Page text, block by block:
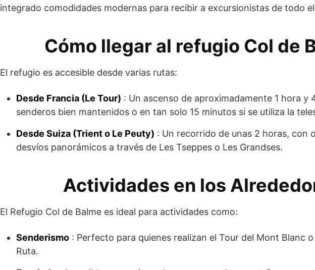
integrado comodidades modernas para recibir a excursionistas de todo
Cómo llegar al refugio Col de
El refugio es accesible desde varias rutas:
Desde Francia (Le Tour) : Un ascenso de aproximadamente 1 hora y
senderos bien mantenidos o en tan solo 15 minutos si se utiliza la
Desde Suiza (Trient o Le Peuty) : Un recorrido de unas 2 horas, con
desvíos panorámicos a través de Les Tseppes o Les Grandses.
Actividades en los
El Refugio Col de Balme es ideal para actividades como:
Senderismo : Perfecto para quienes realizan el Tour del Mont Blanc
Ruta.